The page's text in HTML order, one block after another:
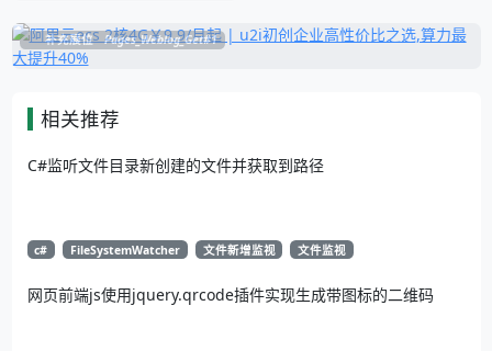
补充展位 Pages_Weblog_Get#1
相关推荐
C#监听文件目录新创建的文件并获取到路径
c# FileSystemWatcher 文件新增监视 文件监视
网页前端js使用jquery.qrcode插件实现生成带图标的二维码